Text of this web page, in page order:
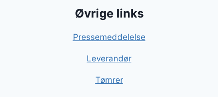
Øvrige links
Pressemeddelelse
Leverandør
Tømrer